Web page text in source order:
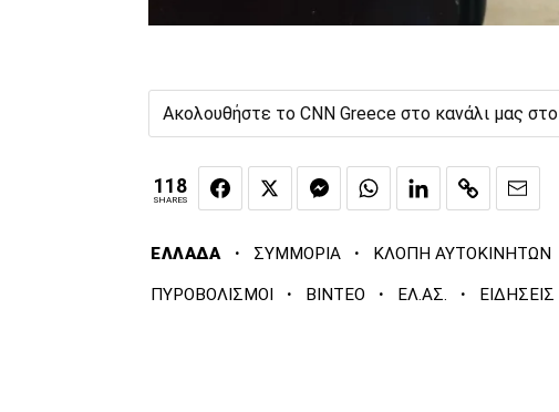
Ακολουθήστε το CNN Greece στο κανάλι μας στο
118
SHARES
ΕΛΛΑΔΑ · ΣΥΜΜΟΡΙΑ · ΚΛΟΠΗ ΑΥΤΟΚΙΝΗΤΩΝ
ΠΥΡΟΒΟΛΙΣΜΟΙ · ΒΙΝΤΕΟ · ΕΛ.ΑΣ. · ΕΙΔΗΣΕΙΣ